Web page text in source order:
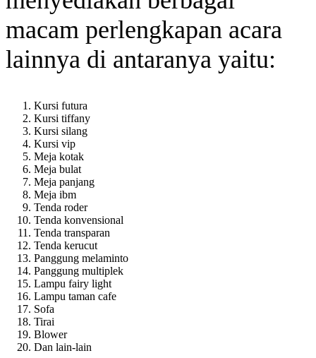
macam perlengkapan acara
lainnya di antaranya yaitu:
Kursi futura
Kursi tiffany
Kursi silang
Kursi vip
Meja kotak
Meja bulat
Meja panjang
Meja ibm
Tenda roder
Tenda konvensional
Tenda transparan
Tenda kerucut
Panggung melaminto
Panggung multiplek
Lampu fairy light
Lampu taman cafe
Sofa
Tirai
Blower
Dan lain-lain